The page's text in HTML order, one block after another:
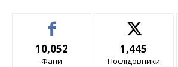
10,052
Фани
1,445
Послідовники